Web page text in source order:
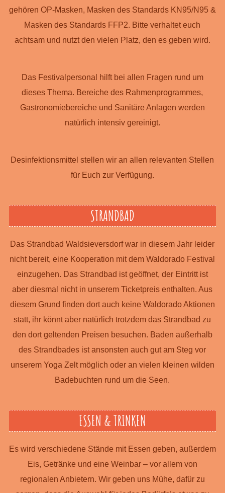
gehören OP-Masken, Masken des Standards KN95/N95 &
Masken des Standards FFP2. Bitte verhaltet euch
achtsam und nutzt den vielen Platz, den es geben wird.
Das Festivalpersonal hilft bei allen Fragen rund um
dieses Thema. Bereiche des Rahmenprogrammes,
Gastronomiebereiche und Sanitäre Anlagen werden
natürlich intensiv gereinigt.
Desinfektionsmittel stellen wir an allen relevanten Stellen
für Euch zur Verfügung.
STRANDBAD
Das Strandbad Waldsieversdorf war in diesem Jahr leider
nicht bereit, eine Kooperation mit dem Waldorado Festival
einzugehen. Das Strandbad ist geöffnet, der Eintritt ist
aber diesmal nicht in unserem Ticketpreis enthalten. Aus
diesem Grund finden dort auch keine Waldorado Aktionen
statt, ihr könnt aber natürlich trotzdem das Strandbad zu
den dort geltenden Preisen besuchen. Baden außerhalb
des Strandbades ist ansonsten auch gut am Steg vor
unserem Yoga Zelt möglich oder an vielen kleinen wilden
Badebuchten rund um die Seen.
ESSEN & TRINKEN
Es wird verschiedene Stände mit Essen geben, außerdem
Eis, Getränke und eine Weinbar – vor allem von
regionalen Anbietern. Wir geben uns Mühe, dafür zu